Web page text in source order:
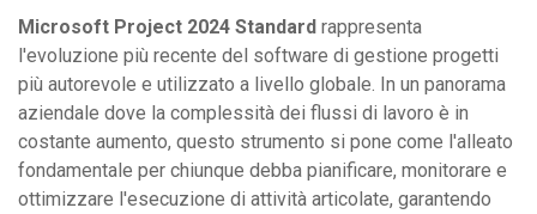
Microsoft Project 2024 Standard rappresenta
l'evoluzione più recente del software di gestione progetti
più autorevole e utilizzato a livello globale. In un panorama
aziendale dove la complessità dei flussi di lavoro è in
costante aumento, questo strumento si pone come l'alleato
fondamentale per chiunque debba pianificare, monitorare e
ottimizzare l'esecuzione di attività articolate, garantendo